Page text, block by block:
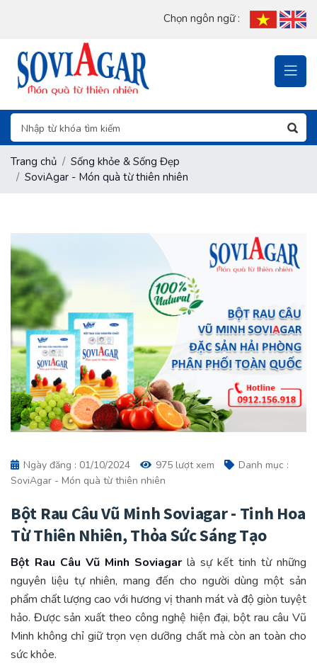
Chọn ngôn ngữ :
Trang chủ
Sống khỏe & Sống Đẹp
SoviAgar - Món quà từ thiên nhiên
Ngày đăng : 01/10/2024 975 lượt xem
Danh mục :
SoviAgar - Món quà từ thiên nhiên
Bột Rau Câu Vũ Minh Soviagar - Tinh Hoa
Từ Thiên Nhiên, Thỏa Sức Sáng Tạo
Bột Rau Câu Vũ Minh Soviagar là sự kết tinh từ những
nguyên liệu tự nhiên, mang đến cho người dùng một sản
phẩm chất lượng cao với hương vị thanh mát và độ giòn tuyệt
hảo. Được sản xuất theo công nghệ hiện đại, bột rau câu Vũ
Minh không chỉ giữ trọn vẹn dưỡng chất mà còn an toàn cho
sức khỏe.